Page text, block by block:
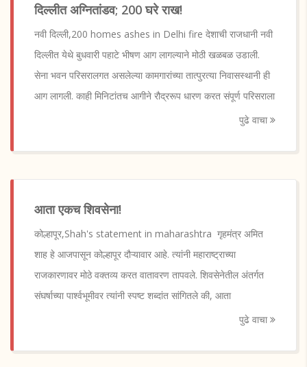
दिल्लीत अग्नितांडव; 200 घरे राख!
नवी दिल्ली,200 homes ashes in Delhi fire देशाची राजधानी नवी
दिल्लीत येथे बुधवारी पहाटे भीषण आग लागल्याने मोठी खळबळ उडाली.
सेना भवन परिसरालगत असलेल्या कामगारांच्या तात्पुरत्या निवासस्थानी ही
आग लागली. काही मिनिटांतच आगीने रौद्ररूप धारण करत संपूर्ण परिसराला
पुढे वाचा
आता एकच शिवसेना!
कोल्हापूर,Shah's statement in maharashtra गृहमंत्र अमित
शाह हे आजपासून कोल्हापूर दौऱ्यावार आहे. त्यांनी महाराष्ट्राच्या
राजकारणावर मोठे वक्तव्य करत वातावरण तापवले. शिवसेनेतील अंतर्गत
संघर्षाच्या पार्श्वभूमीवर त्यांनी स्पष्ट शब्दांत सांगितले की, आता
पुढे वाचा